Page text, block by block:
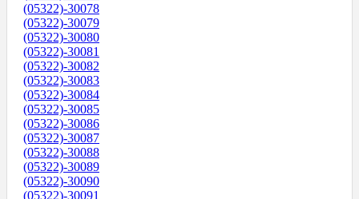
(05322)-30078
(05322)-30079
(05322)-30080
(05322)-30081
(05322)-30082
(05322)-30083
(05322)-30084
(05322)-30085
(05322)-30086
(05322)-30087
(05322)-30088
(05322)-30089
(05322)-30090
(05322)-30091